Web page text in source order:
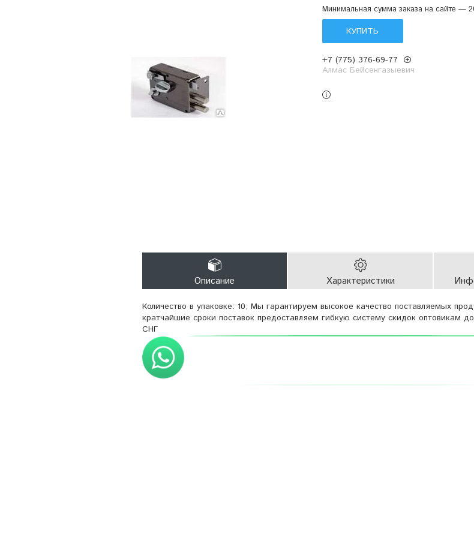
Минимальная сумма заказа на сайте —
КУПИТЬ
+7 (775) 376-69-77
Алмас Бейсенгазыевич
Описание Характеристики
Количество в упаковке: 10; Мы гарантируем высокое качество поставляемых
кратчайшие сроки поставок предоставляем гибкую систему скидок оптовикам
СНГ